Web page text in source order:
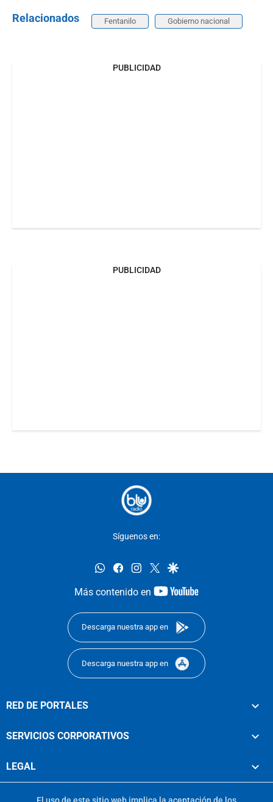
Relacionados Fentanilo Gobierno nacional
PUBLICIDAD
PUBLICIDAD
Síguenos en:
whatsappfacebookinstagram
twittergoogle
Más contenido en
youtube-
Descarga nuestra app en
Descarga nuestra app en
RED DE PORTALES
SERVICIOS CORPORATIVOS
LEGAL